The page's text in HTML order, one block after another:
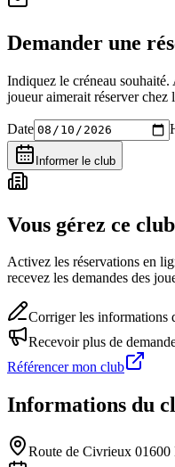
Demander une
Indiquez le créneau
joueur aimerait réserver chez
Date
Informer le club
Vous gérez ce
Activez les réservations en
recevez les demandes des
Corriger les informations
Recevoir plus de
Référencer mon club
Informations du
Route de Civrieux 01600